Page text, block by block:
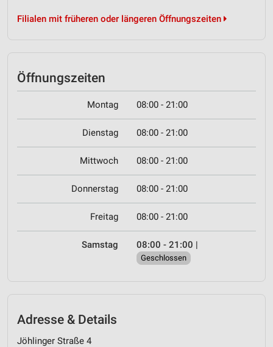
Filialen mit früheren oder längeren Öffnungszeiten
Öffnungszeiten
Montag 08:00 - 21:00
Dienstag 08:00 - 21:00
Mittwoch 08:00 - 21:00
Donnerstag 08:00 - 21:00
Freitag 08:00 - 21:00
Samstag 08:00 - 21:00 |
Geschlossen
Adresse & Details
Jöhlinger Straße 4